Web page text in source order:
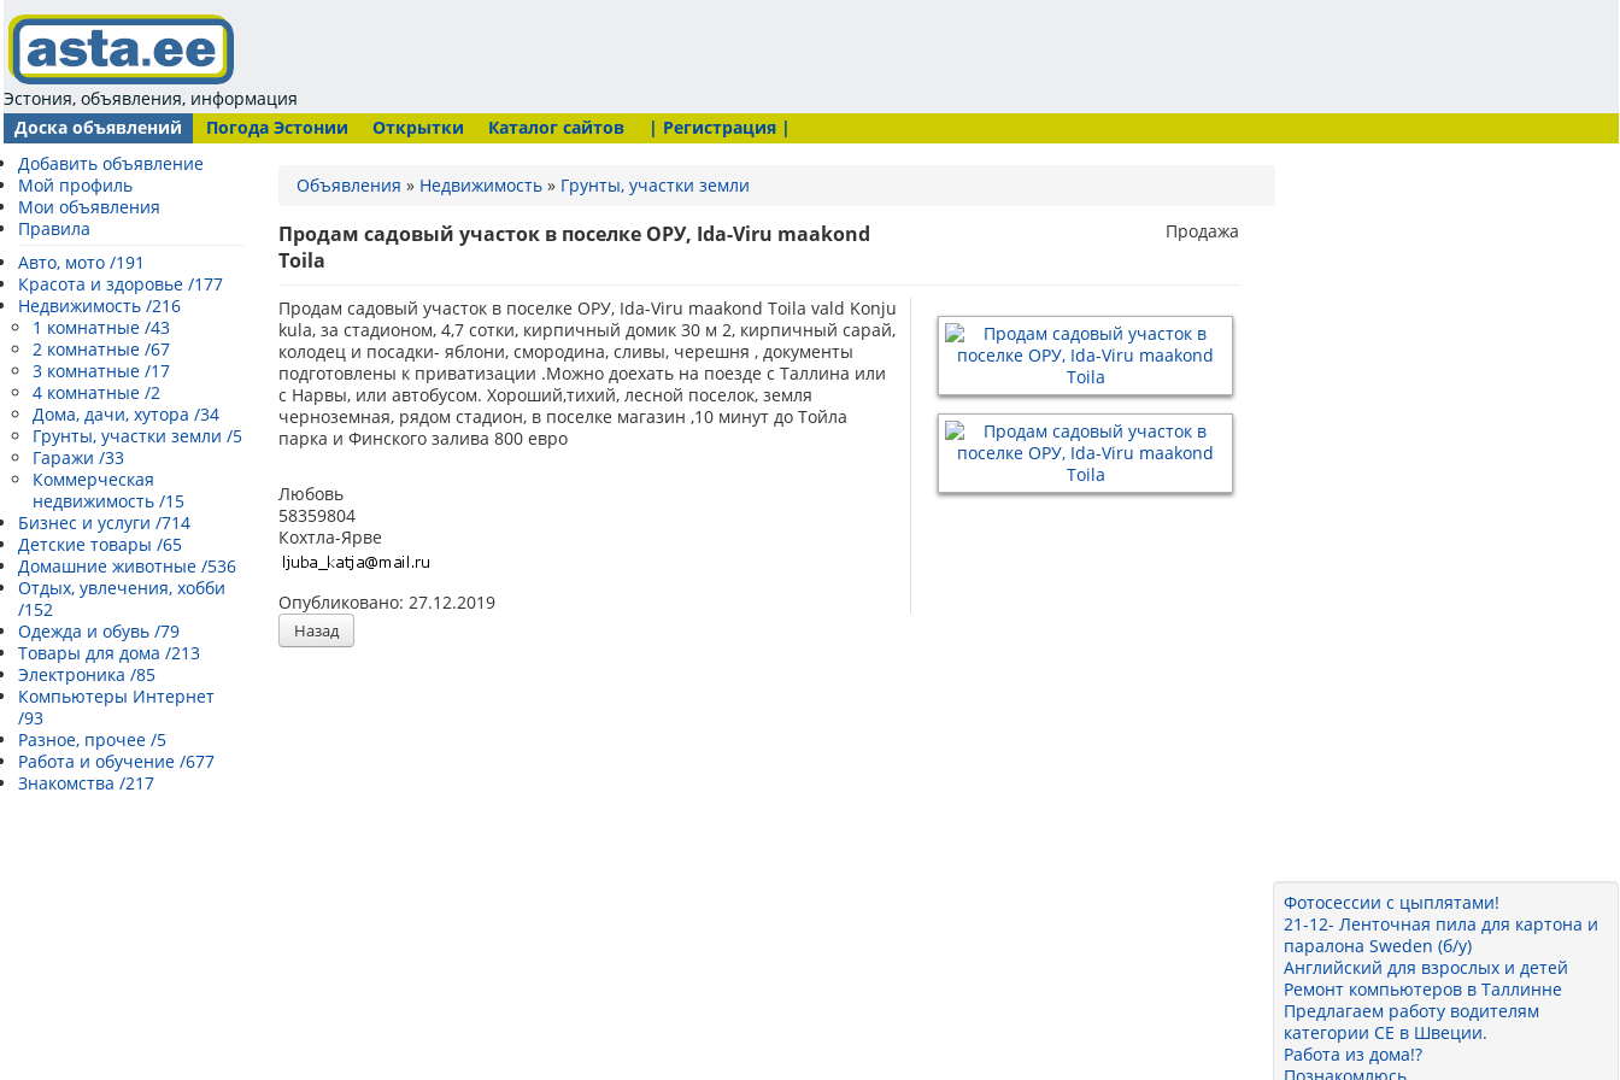
Эстония, объявления, информация
Доска объявлений
Погода Эстонии Открытки Каталог сайтов
| Регистрация |
Добавить объявление
Мой профиль
Мои объявления
Правила
Авто, мото /191
Красота и здоровье /177
Недвижимость /216
1 комнатные /43
2 комнатные /67
3 комнатные /17
4 комнатные /2
Дома, дачи, хутора /34
Грунты, участки земли /5
Гаражи /33
Коммерческая
недвижимость /15
Бизнес и услуги /714
Детские товары /65
Домашние животные /536
Отдых, увлечения, хобби
/152
Одежда и обувь /79
Товары для дома /213
Электроника /85
Компьютеры Интернет
/93
Разное, прочее /5
Работа и обучение /677
Знакомства /217
Объявления » Недвижимость » Грунты, участки земли
Продам садовый участок в поселке ОРУ, Ida-Viru maakond
Toila
Продажа
Продам садовый участок в поселке ОРУ, Ida-Viru maakond Toila vald Konju
kula, за стадионом, 4,7 сотки, кирпичный домик 30 м 2, кирпичный сарай,
колодец и посадки- яблони, смородина, сливы, черешня , документы
подготовлены к приватизации .Можно доехать на поезде с Таллина или
с Нарвы, или автобусом. Хороший,тихий, лесной поселок, земля
черноземная, рядом стадион, в поселке магазин ,10 минут до Тойла
парка и Финского залива 800 евро
Любовь
58359804
Кохтла-Ярве
Опубликовано: 27.12.2019
Назад
Фотосессии с цыплятами!
21-12- Ленточная пила для картона и
паралона Sweden (б/у)
Английский для взрослых и детей
Ремонт компьютеров в Таллинне
Предлагаем работу водителям
категории СЕ в Швеции.
Работа из дома!?